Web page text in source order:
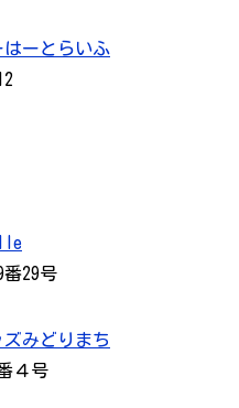
はーとらいふ
29号
みどりまち
４号